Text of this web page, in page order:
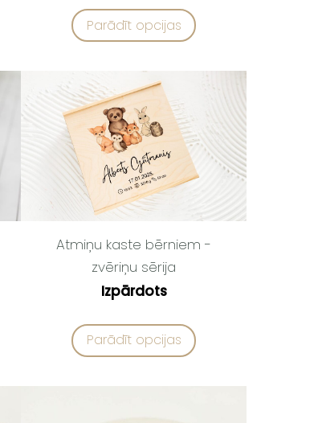
Parādīt opcijas
Atmiņu kaste bērniem -
zvēriņu sērija
Izpārdots
Parādīt opcijas